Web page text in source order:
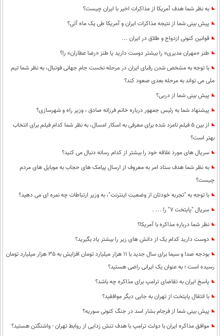
فرهنگی
حیات وحش
به نظر شما هدف آمریکا از مذاکرات اخیر با ایران چیست؟
پیش بینی شما از نتیجه مذاکرات ایران و آمریکا طی یک ماه آتی؟
قوانین کنونی ازدواج و طلاق در ایران ...
طنز «مهران مدیری» را بیشتر دوست دارید یا طنز «رضا عطاران» را؟
با توجه به مشخص شدن رقبای ایران در مرحله نخست جام جهانی فوتبال، به نظر شما تیم
ملی می تواند به مرحله بعدی صعود کند؟
پیش بینی شما از دربی؟
پیشنهاد شما به رئیس جمهور درباره خانم فرزانه صادق ، وزیر راه و شهرسازی؟
از بین 5 فیلم نامزد شده برای معرفی به اسکار امسال، به نظر شما کدام فیلم برای انتخاب
بهتر است؟
سریال های مورد علاقه خود را بیشتر از کدام رسانه دنبال می کنید؟
به نظر شما هدف ستاد امر به معروف از ارسال پیامک های حجاب به موبایل های مردم
چیست؟
با توجه به "تجربه خودتان از وضعیت اینترنت"، به وزیر ارتباطات چه نمره ای می دهید؟
سریال "پایتخت 7" را ... .
نظر شما درباره مذاکره با آمریکا؟
دوست دارید کدام یک از دانش های زیر را بیشتر یاد بگیرید؟
بودجه صدا و سیما برای سال جدید با 11 هزار میلیارد تومان افزایش به 35 هزار میلیارد تومان
رسیده است ؛ به عنوان یک ایرانی راضی هستید؟
پاسخ ایران به تقاضای ترامپ برای مذاکره چه باشد؟
با انتقال پایتخت از تهران به جایی دیگر موافقید؟
پیش بینی شما از فرجام بشار اسد در جنگ کنونی سوریه؟
موافق مذاکره ایران با دولت ترامپ با هدف تنش زدایی از روابط تهران - واشنگتن هستید؟